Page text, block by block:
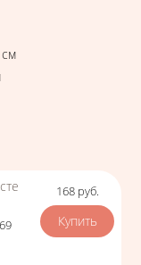
см
Цена
168 руб.